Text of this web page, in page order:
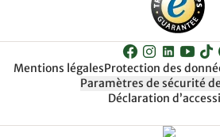
Mentions légalesProtection des
Paramètres de sécurité
Déclaration